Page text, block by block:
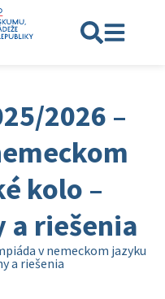
2026 –
kolo –
a riešenia
v nemeckom jazyku
a riešenia